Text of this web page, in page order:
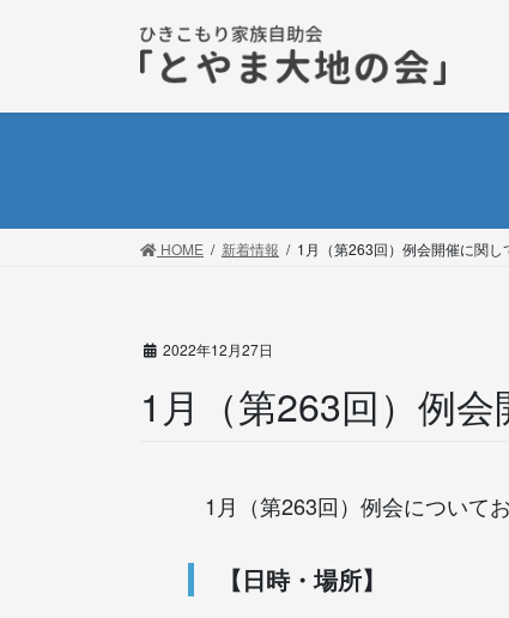
HOME 新着情報 1月（第263回）例会開催に関し
2022年12月27日
1月（第263回）例
1月（第263回）例会について
【日時・場所】